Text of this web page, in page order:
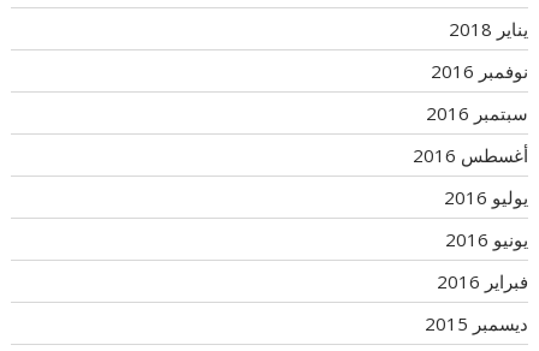
يناير 2018
نوفمبر 2016
سبتمبر 2016
أغسطس 2016
يوليو 2016
يونيو 2016
فبراير 2016
ديسمبر 2015